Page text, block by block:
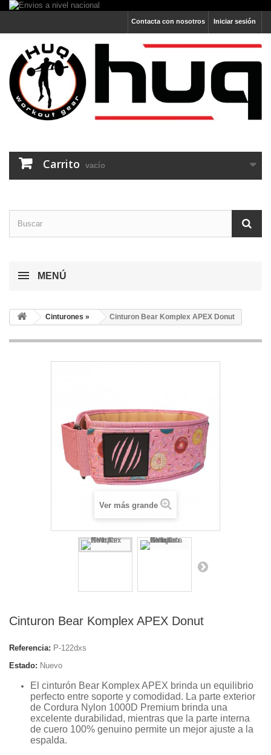
Iniciar sesión
Contacta con nosotros
Carrito vacío
MENÚ
Cinturones » Cinturon Bear Komplex APEX Donut
Ver más grande
Cinturon Bear Komplex APEX Donut
Referencia: P-122dxs
Estado: Nuevo
El cinturón Bear Komplex APEX brinda un equilibrio
perfecto entre soporte y comodidad. La parte exterior
de Cordura Nylon 1000D Premium brinda una
excelente durabilidad, mientras que la parte interna
de cuero 100% genuino permite un mejor ajuste a la
espalda.